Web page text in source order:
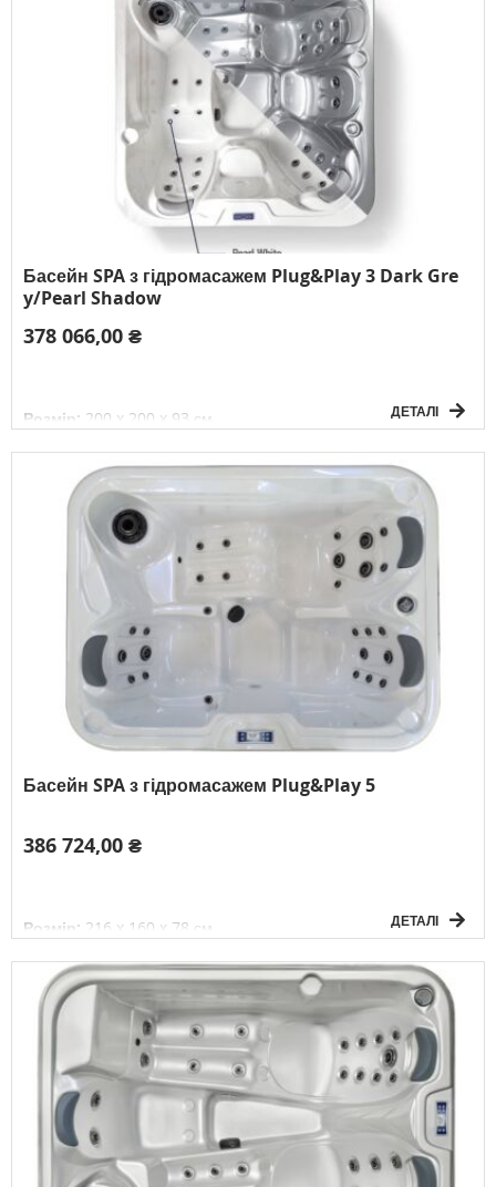
Басейн SPA з гідромасажем Plug&Play 3 Dark Gre
y/Pearl Shadow
378 066,00 ₴
Розмір: 200 x 200 x 93 см
Вага без води:244 кг
Електричне підключення:
3F/380V/50Гц
К-сть осіб:5
ДЕТАЛІ
Басейн SPA з гідромасажем Plug&Play 5
386 724,00 ₴
Розмір: 216 x 160 x 78 см
Вага без води:208 кг
Електричне підключення: 1P/230V/50Гц
К-сть осіб:
ДЕТАЛІ